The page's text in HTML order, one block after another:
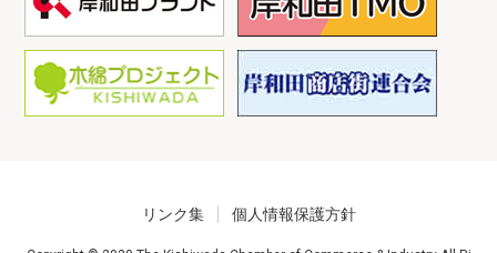
リンク集 個人情報保護方針